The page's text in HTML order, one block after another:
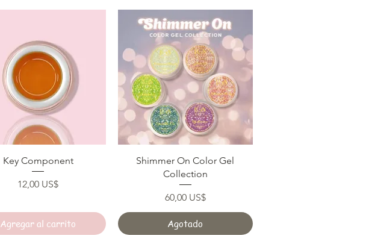
Vista rápida
Key Component
Precio
12,00 US$
Agregar al carrito
Vista rápida
Shimmer On Color Gel
Collection
Precio
60,00 US$
Agotado